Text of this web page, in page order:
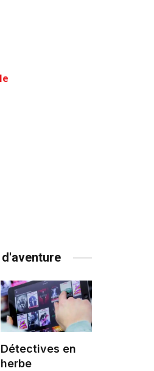
Détectives en
herbe